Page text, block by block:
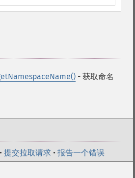
- 获取命名
• 提交拉取请求 • 报告一个错误